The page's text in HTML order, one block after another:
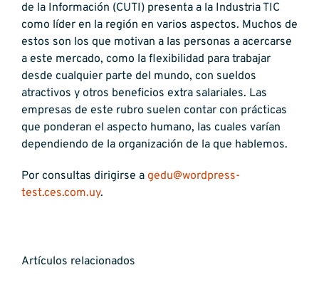
de la Información (CUTI) presenta a la Industria TIC
como líder en la región en varios aspectos. Muchos de
estos son los que motivan a las personas a acercarse
a este mercado, como la flexibilidad para trabajar
desde cualquier parte del mundo, con sueldos
atractivos y otros beneficios extra salariales. Las
empresas de este rubro suelen contar con prácticas
que ponderan el aspecto humano, las cuales varían
dependiendo de la organización de la que hablemos.
Por consultas dirigirse a gedu@wordpress-
test.ces.com.uy.
Artículos relacionados